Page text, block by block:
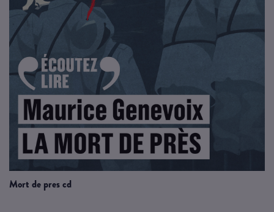
mort de pres cd